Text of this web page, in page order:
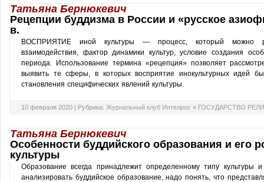
Татьяна Бернюкевич
Рецепции буддизма в России и «русское
в.
ВОСПРИЯТИЕ иной культуры — процесс, который можно
взаимодействия, фактор динамики культур, условие создания
периода. Использование термина «рецепция» позволяет
выявить те сферы, в которых восприятие инокультурных идей
становления специфических явлений культуры.
10 февраля 2020 | Рубрика: Журнальный клуб Интелрос » ГОСУДАРСТВО
Татьяна Бернюкевич
Особенности буддийского образования и его
культуры
Образование всегда принадлежит определенному типу культуры
анализировать буддийское образование, надо понять, что